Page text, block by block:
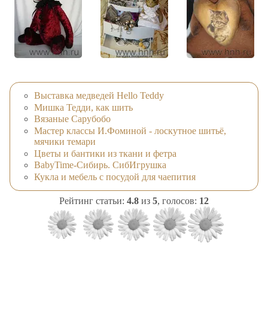
Выставка медведей Hello Teddy
Мишка Тедди, как шить
Вязаные Сарубобо
Мастер классы И.Фоминой - лоскутное шитьё,
мячики темари
Цветы и бантики из ткани и фетра
BabyTime-Сибирь. СибИгрушка
Кукла и мебель с посудой для чаепития
Рейтинг статьи: 4.8 из 5, голосов: 12